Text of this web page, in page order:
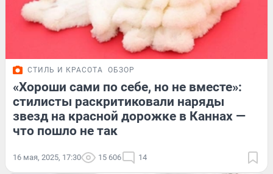
СТИЛЬ И КРАСОТА ОБЗОР
«Хороши сами по себе, но не вместе»:
стилисты раскритиковали наряды
звезд на красной дорожке в Каннах —
что пошло не так
16 мая, 2025, 17:30 15 606 14